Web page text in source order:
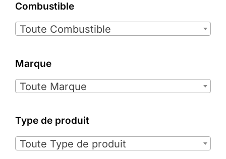
Combustible
Toute Combustible
Marque
Toute Marque
Type de produit
Toute Type de produit